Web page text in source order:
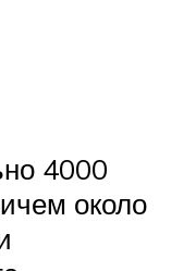
4000
около